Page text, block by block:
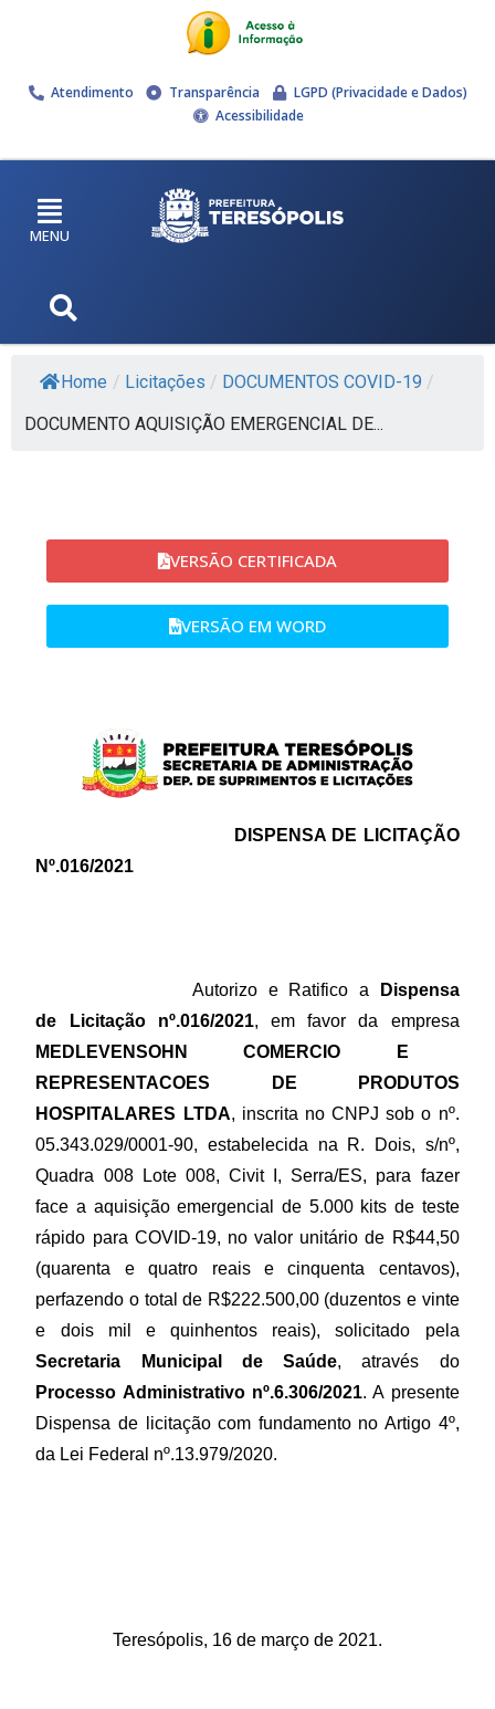
Atendimento Transparência
LGPD (Privacidade e Dados)
Acessibilidade
MENU
Home / Licitações / DOCUMENTOS COVID-19 /
DOCUMENTO AQUISIÇÃO EMERGENCIAL DE...
VERSÃO CERTIFICADA
VERSÃO EM WORD​
DISPENSA DE LICITAÇÃO
Nº.016/2021
Autorizo e Ratifico a
Dispensa
de Licitação nº.016/2021, emfavorda empresa
MEDLEVENSOHN COMERCIO E
REPRESENTACOES DE PRODUTOS
HOSPITALARES LTDA, inscrita no CNPJ sob o nº.
05.343.029/0001-90, estabelecida na R. Dois, s/nº,
Quadra 008 Lote 008, CivitI, Serra/ES, para fazer
face a aquisição emergencial de 5.000 kits de teste
rápido para COVID-19, no valor unitário de R$44,50
(quarenta e quatro reais e cinquenta centavos),
perfazendo o total de R$222.500,00 (duzentos e vinte
e dois mil e quinhentos reais), solicitado pela
Secretaria Municipal de Saúde, através do
Processo Administrativo nº.6.306/2021. A presente
Dispensa de licitação com fundamento no Artigo 4º,
da Lei Federal nº.13.979/2020.
Teresópolis, 16 de março de 2021.